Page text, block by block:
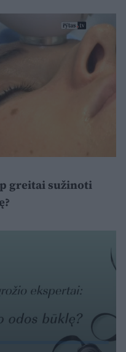
greitai sužinoti